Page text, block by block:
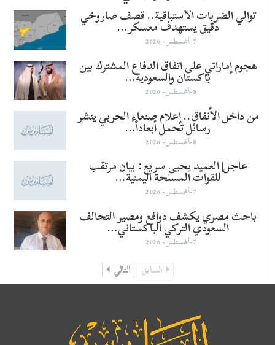
توالي الضربات الاستباقية.. قصف صاروخي
دقيق يستهدف معسكر…
7-أغسطس- 2026
هجوم إماراتي على اتفاق الدفاع المشترك بين
باكستان والسعودية…
8-أغسطس- 2026
من داخل الأنفاق.. إعلام صنعاء الحربي ينشر
رسائل تحمل أبعاداً…
8-أغسطس- 2026
عاجل| العميد يحيى سريع: بيان مرتقب
للقوات المسلحة اليمنية…
7-أغسطس- 2026
باحث مصري يكشف دوافع ومصير التحالف
السعودي التركي الباكستاني…
7-أغسطس- 2026
السابق التالي